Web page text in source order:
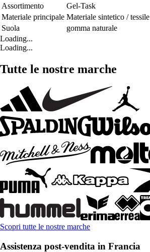
Assortimento
Gel-Task
Materiale principale Materiale sintetico / tessile
Suola
gomma naturale
Loading...
Loading...
Tutte le nostre marche
Scopri tutte le nostre marche
Assistenza post-vendita in Francia